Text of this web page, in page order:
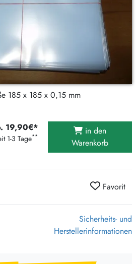
185 x 185 x 0,15 mm
19,90€*
1-3 Tage**
in den
Warenkorb
Favorit
Sicherheits- und
Herstellerinformationen